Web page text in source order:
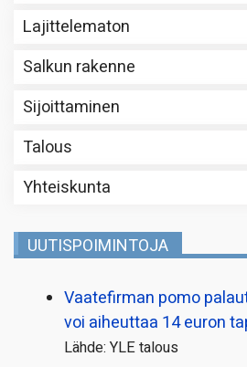
Lajittelematon
Salkun rakenne
Sijoittaminen
Talous
Yhteiskunta
UUTISPOIMINTOJA
Vaatefirman pomo
voi aiheuttaa 14 euron
Lähde: YLE talous